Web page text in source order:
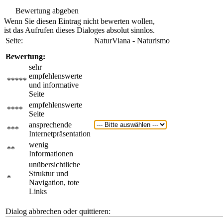
Bewertung abgeben
Wenn Sie diesen Eintrag nicht bewerten wollen,
ist das Aufrufen dieses Dialoges absolut sinnlos.
Seite:
NaturViana - Naturismo
Bewertung:
*****
sehr
empfehlenswerte
und informative
Seite
****
empfehlenswerte
Seite
***
ansprechende
Internetpräsentation
**
wenig
Informationen
*
unübersichtliche
Struktur und
Navigation, tote
Links
Dialog abbrechen oder quittieren: